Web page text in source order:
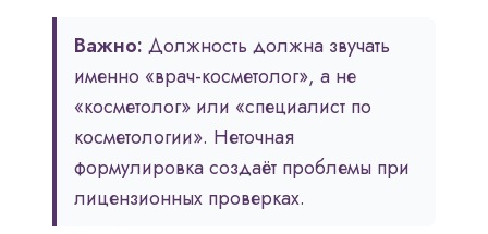
Важно: Должность должна звучать
именно «врач-косметолог», а не
«косметолог» или «специалист по
косметологии». Неточная
формулировка создаёт проблемы при
лицензионных проверках.